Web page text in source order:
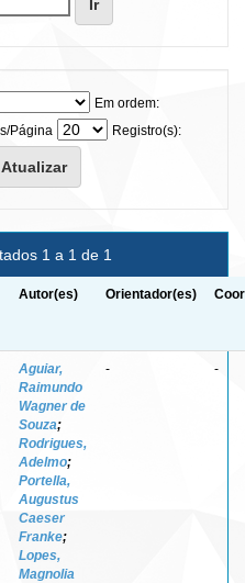
Em ordem:
Página
Registro(s):
1 a 1 de 1
Autor(es) Orientador(es)
Aguiar,
Raimundo
Wagner de
Souza;
Rodrigues,
Adelmo;
Portella,
Augustus
Caeser
Franke;
Lopes,
Magnolia
- -